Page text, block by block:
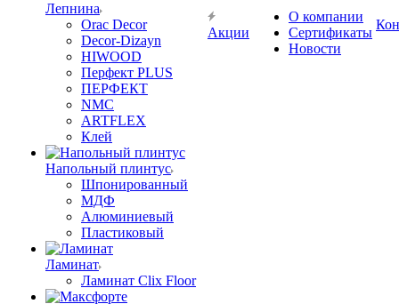
Лепнина
Orac Decor
Decor-Dizayn
HIWOOD
Перфект PLUS
ПЕРФЕКТ
NMC
ARTFLEX
Клей
Напольный плинтус
Шпонированный
МДФ
Алюминиевый
Пластиковый
Ламинат
Ламинат Clix Floor
Акции
О компании
Сертификаты
Новости